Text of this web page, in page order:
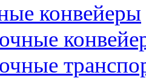
конвейеры